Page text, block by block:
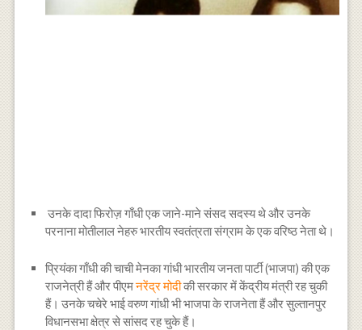
उनके दादा फिरोज़ गाँधी एक जाने-माने संसद सदस्य थे और उनके
परनाना मोतीलाल नेहरु भारतीय स्वतंत्रता संग्राम के एक वरिष्ठ नेता थे।
प्रियंका गाँधी की चाची मेनका गांधी भारतीय जनता पार्टी (भाजपा) की एक
राजनेत्री हैं और पीएमनरेंद्र मोदीकी सरकार में केंद्रीय मंत्री रह चुकी
हैं। उनके चचेरे भाई वरुण गांधी भी भाजपा के राजनेता हैं और सुल्तानपुर
विधानसभा क्षेत्र से सांसद रह चुके हैं।